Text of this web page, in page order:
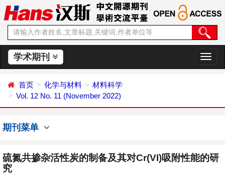
学术期刊
切
换
首页 化学与材料
材料科学
Vol. 12 No. 11 (November 2022)
期刊菜单
硫氮共掺杂活性炭的制备及其对Cr(VI)吸附性能的研
究